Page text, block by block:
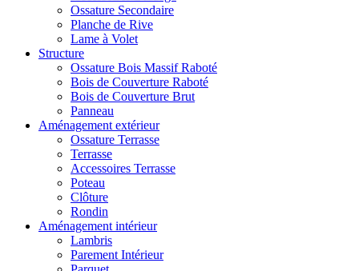
Ossature Secondaire
Planche de Rive
Lame à Volet
Structure
Ossature Bois Massif Raboté
Bois de Couverture Raboté
Bois de Couverture Brut
Panneau
Aménagement extérieur
Ossature Terrasse
Terrasse
Accessoires Terrasse
Poteau
Clôture
Rondin
Aménagement intérieur
Lambris
Parement Intérieur